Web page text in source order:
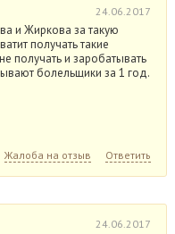
24.06.2017
и Жиркова за такую
получать такие
получать и заробатывать
болельщики за 1 год.
Жалоба на отзыв Ответить
24.06.2017